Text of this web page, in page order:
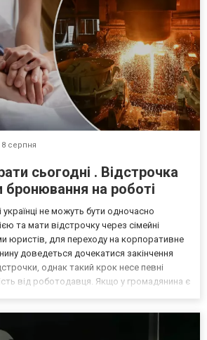
8 серпня
сьогодні . Відстрочка
бронювання на роботі
не можуть бути одночасно
та мати відстрочку через сімейні
юристів, для переходу на корпоративне
доведеться дочекатися закінчення
однак такий крок несе певні
від роботодавця. Якщо у громадянина є